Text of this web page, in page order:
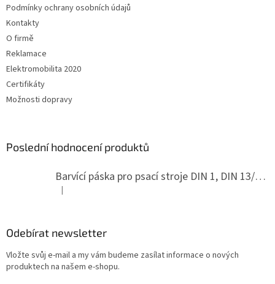
Podmínky ochrany osobních údajů
Kontakty
O firmě
Reklamace
Elektromobilita 2020
Certifikáty
Možnosti dopravy
Poslední hodnocení produktů
Barvící páska pro psací stroje DIN 1, DIN 13/10, LAND, PA červenočerná
Hodnocení produktu je 5 z 5 hvězdiček.
|
Odebírat newsletter
Vložte svůj e-mail a my vám budeme zasílat informace o nových
produktech na našem e-shopu.